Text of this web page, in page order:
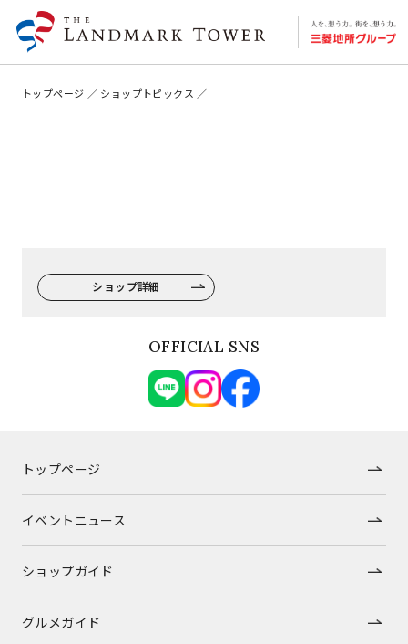
トップページ ショップトピックス
ショップ詳細
OFFICIAL SNS
トップページ
イベントニュース
ショップガイド
グルメガイド